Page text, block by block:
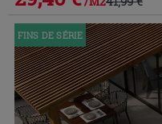
FINS DE SÉRIE